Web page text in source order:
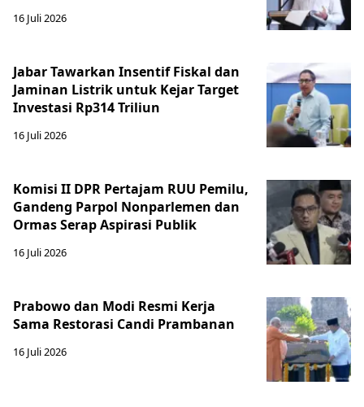
16 Juli 2026
Jabar Tawarkan Insentif Fiskal dan
Jaminan Listrik untuk Kejar Target
Investasi Rp314 Triliun
16 Juli 2026
Komisi II DPR Pertajam RUU Pemilu,
Gandeng Parpol Nonparlemen dan
Ormas Serap Aspirasi Publik
16 Juli 2026
Prabowo dan Modi Resmi Kerja
Sama Restorasi Candi Prambanan
16 Juli 2026